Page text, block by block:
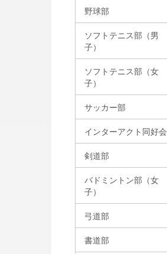
野球部
ソフトテニス部（男
子）
ソフトテニス部（女
子）
サッカー部
インターアクト同好会
剣道部
バドミントン部（女
子）
弓道部
書道部